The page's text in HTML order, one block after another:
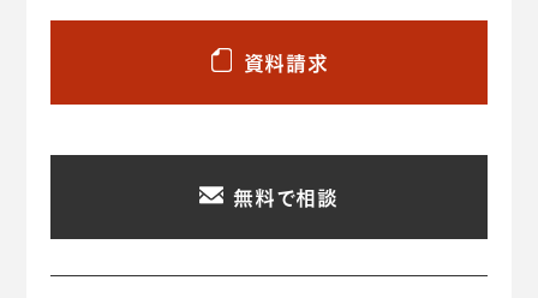
資料請求
無料で相談